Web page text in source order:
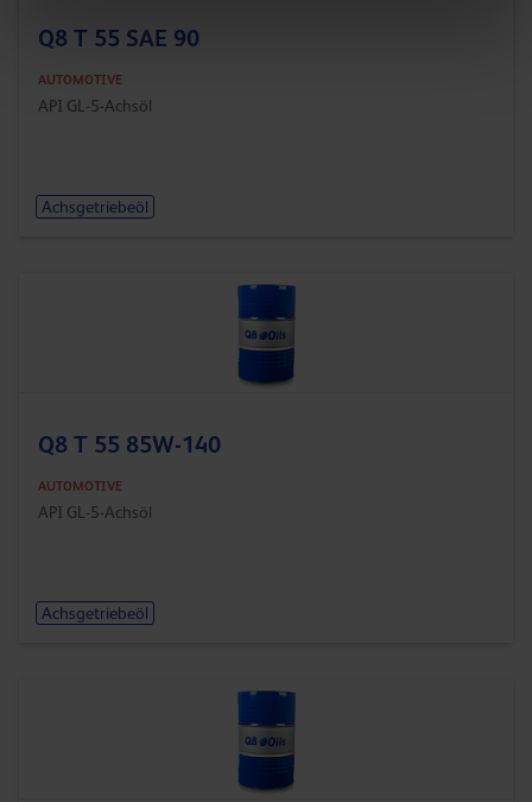
Q8 T 55 SAE 90
AUTOMOTIVE
API GL-5-Achsöl
Achsgetriebeöl
Q8 T 55 85W-140
AUTOMOTIVE
API GL-5-Achsöl
Achsgetriebeöl